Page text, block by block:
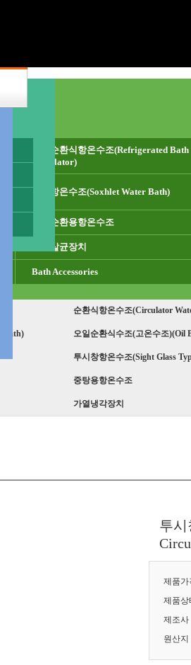
온수조 ★
디지털항온수조(Digital
조(Circulator Water Bath)
저온순환
(Soxhlet Water Bath)
멀티항온수조
가열냉각장치 Bath Accessories
내산용/내화학용 항온수조 후렌
조
이중(중탕) 가열교반수조 모
저온순환식항온수조(Refrigerated Bath
Circulator)
추출항온수조(Soxhlet Water Bath)
외부순환용항온수조
음료살균장치
Bath Accessories
순환식항온수조(Circulator
Bath) 오일순환식수조(고온수조)(Oil
투시창항온수조(Sight Glass
중탕용항온수조
가열냉각장치
투시
제품가
제품상
제조사
원산지